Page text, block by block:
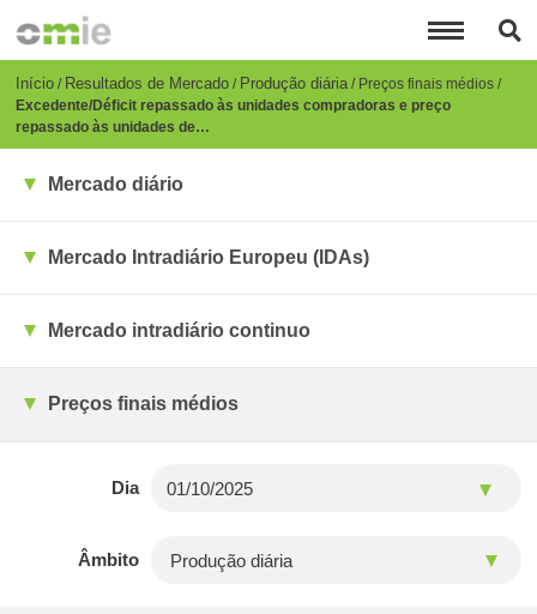
para
conteúdo
principal
Breadcrumb
Início Resultados de Mercado Produção diária Preços finais médios
Excedente/Déficit repassado às unidades compradoras e preço
repassado às unidades de…
Mercado diário
Mercado Intradiário Europeu (IDAs)
Mercado intradiário continuo
Preços finais médios
Dia
Âmbito